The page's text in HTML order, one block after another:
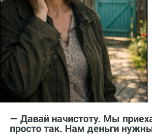
— Давай начистоту. Мы
просто так. Нам деньги